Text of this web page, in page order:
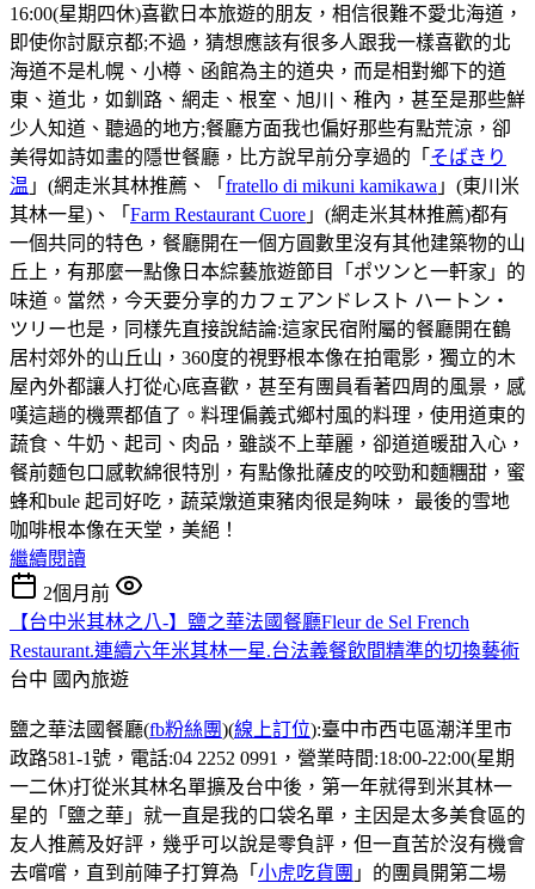
16:00(星期四休)喜歡日本旅遊的朋友，相信很難不愛北海道，
即使你討厭京都;不過，猜想應該有很多人跟我一樣喜歡的北
海道不是札幌、小樽、函館為主的道央，而是相對鄉下的道
東、道北，如釧路、網走、根室、旭川、稚內，甚至是那些鮮
少人知道、聽過的地方;餐廳方面我也偏好那些有點荒涼，卻
美得如詩如畫的隱世餐廳，比方說早前分享過的「 そばきり
温 」(網走米其林推薦、「 fratello di mikuni kamikawa 」(東川米
其林一星)、「 Farm Restaurant Cuore 」(網走米其林推薦)都有
一個共同的特色，餐廳開在一個方圓數里沒有其他建築物的山
丘上，有那麼一點像日本綜藝旅遊節目「ポツンと一軒家」的
味道。當然，今天要分享的カフェアンドレスト ハートン・
ツリー也是，同樣先直接說結論:這家民宿附屬的餐廳開在鶴
居村郊外的山丘山，360度的視野根本像在拍電影，獨立的木
屋內外都讓人打從心底喜歡，甚至有團員看著四周的風景，感
嘆這趟的機票都值了。料理偏義式鄉村風的料理，使用道東的
蔬食、牛奶、起司、肉品，雖談不上華麗，卻道道暖甜入心，
餐前麵包口感軟綿很特別，有點像批薩皮的咬勁和麵糰甜，蜜
蜂和bule 起司好吃，蔬菜燉道東豬肉很是夠味， 最後的雪地
咖啡根本像在天堂，美絕！
繼續閱讀
2個月前
【台中米其林之八-】鹽之華法國餐廳Fleur de Sel French
Restaurant.連續六年米其林一星.台法義餐飲間精準的切換藝術
台中 國內旅遊
鹽之華法國餐廳(fb粉絲團)(線上訂位):臺中市西屯區潮洋里市
政路581-1號，電話:04 2252 0991，營業時間:18:00-22:00(星期
一二休)打從米其林名單擴及台中後，第一年就得到米其林一
星的「鹽之華」就一直是我的口袋名單，主因是太多美食區的
友人推薦及好評，幾乎可以說是零負評，但一直苦於沒有機會
去嚐嚐，直到前陣子打算為「 小虎吃貨團 」的團員開第二場